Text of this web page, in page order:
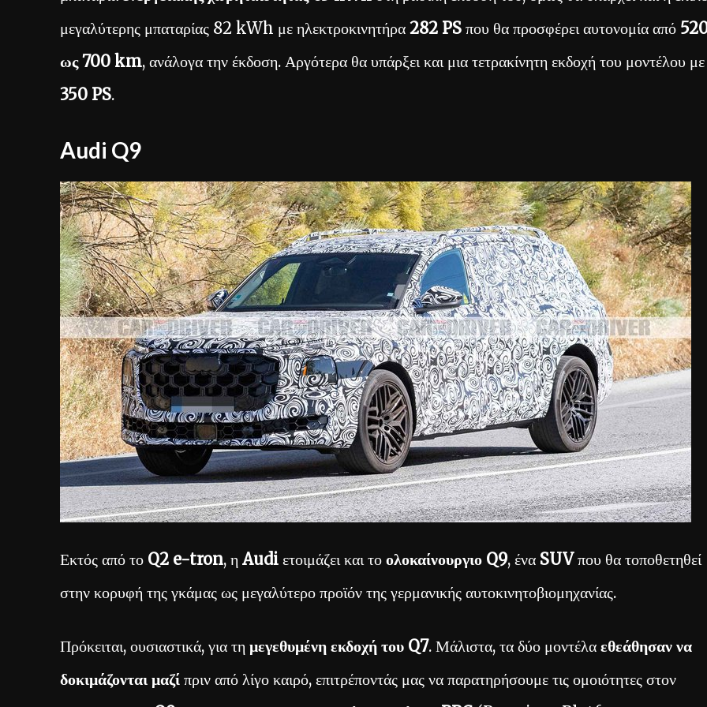
μεγαλύτερης μπαταρίας 82 kWh με ηλεκτροκινητήρα 282 PS που θα προσφέρει αυτονομία από
ως 700 km, ανάλογα την έκδοση. Αργότερα θα υπάρξει και μια τετρακίνητη εκδοχή του μοντέλου με
350 PS.
Audi Q9
Εκτός από το Q2 e-tron, η Audi ετοιμάζει και το ολοκαίνουργιο Q9, ένα SUVπου θα τοποθετηθεί
στην κορυφή της γκάμας ως μεγαλύτερο προϊόν της γερμανικής αυτοκινητοβιομηχανίας.
Πρόκειται, ουσιαστικά, για τη μεγεθυμένη εκδοχή του Q7. Μάλιστα, τα δύο μοντέλα εθεάθησαν να
δοκιμάζονται μαζί πριν από λίγο καιρό, επιτρέποντάς μας να παρατηρήσουμε τις ομοιότητες στον